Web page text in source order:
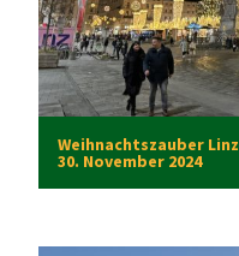
Weihnachtszauber Linz
30. November 2024